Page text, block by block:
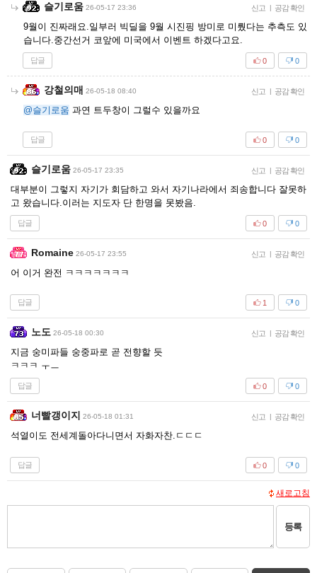
슬기로움 26-05-17 23:36 신고 | 공감 확인
9월이 진짜래요.일부러 빅딜을 9월 시진핑 방미로 미뤘다는 추측도 있
습니다.중간선거 코앞에 미국에서 이벤트 하겠다고요.
답글 0
0
강철의매 26-05-18 08:40 신고 | 공감 확인
@슬기로움 과연 트두창이 그럴수 있을까요
답글 0
0
슬기로움 26-05-17 23:35 신고 | 공감 확인
대부분이 그렇지 자기가 회담하고 와서 자기나라에서 죄송합니다 잘못하
고 왔습니다.이러는 지도자 단 한명을 못봤음.
답글 0
0
Romaine 26-05-17 23:55 신고 | 공감 확인
어 이거 완전 ㅋㅋㅋㅋㅋㅋㅋ
답글 0
1
노도 26-05-18 00:30 신고 | 공감 확인
지금 숭미파들 숭중파로 곧 전향할 듯
ㅋㅋㅋ ㅜㅡ
답글 0
0
너빨갱이지 26-05-18 01:31 신고 | 공감 확인
석열이도 전세계돌아다니면서 자화자찬.ㄷㄷㄷ
답글 0
0
새로고침
등록